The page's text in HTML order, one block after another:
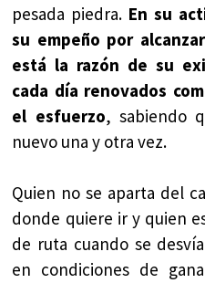
pesada piedra. En su
su empeño por
está la razón de su
cada día renovados
el esfuerzo, sabiendo
nuevo una y otra vez.
Quien no se aparta del
donde quiere ir y quien
de ruta cuando se
en condiciones de